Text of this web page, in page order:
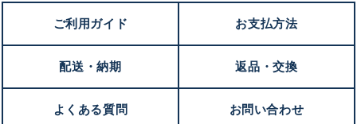
ご利用ガイド お支払方法
配送・納期 返品・交換
よくある質問 お問い合わせ